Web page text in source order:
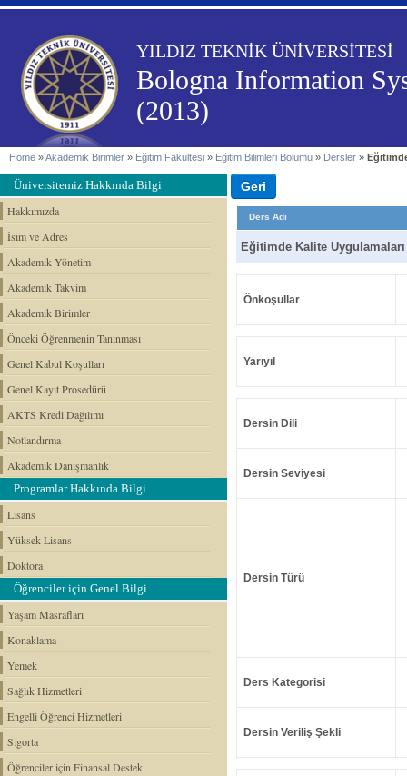
YILDIZ TEKNİK ÜNİVERSİTESİ
Bologna Information
(2013)
Home »Akademik Birimler » Eğitim Fakültesi » Eğitim Bilimleri Bölümü » Dersler »
Üniversitemiz Hakkında Bilgi
Hakkımızda
İsim ve Adres
Akademik Yönetim
Akademik Takvim
Akademik Birimler
Önceki Öğrenmenin Tanınması
Genel Kabul Koşulları
Genel Kayıt Prosedürü
AKTS Kredi Dağılımı
Notlandırma
Akademik Danışmanlık
Programlar Hakkında Bilgi
Lisans
Yüksek Lisans
Doktora
Öğrenciler için Genel Bilgi
Yaşam Masrafları
Konaklama
Yemek
Sağlık Hizmetleri
Engelli Öğrenci Hizmetleri
Sigorta
Öğrenciler için Finansal Destek
Ders Adı
Eğitimde Kalite Uygulamaları
Önkoşullar
Yarıyıl
Dersin Dili
Dersin Seviyesi
Dersin Türü
Ders Kategorisi
Dersin Veriliş Şekli